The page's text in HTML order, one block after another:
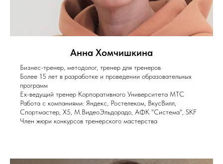
Анна Хомчишкина
Бизнес-тренер, методолог, тренер для тренеров
Более 15 лет в разработке и проведении образовательных
программ
Ex-ведущий тренер Корпоративного Университета МТС
Работа с компаниями: Яндекс, Ростелеком, ВкусВилл,
Спортмастер, X5, М.ВидеоЭльдорадо, АФК "Система", SKF
Член жюри конкурсов тренерского мастерства